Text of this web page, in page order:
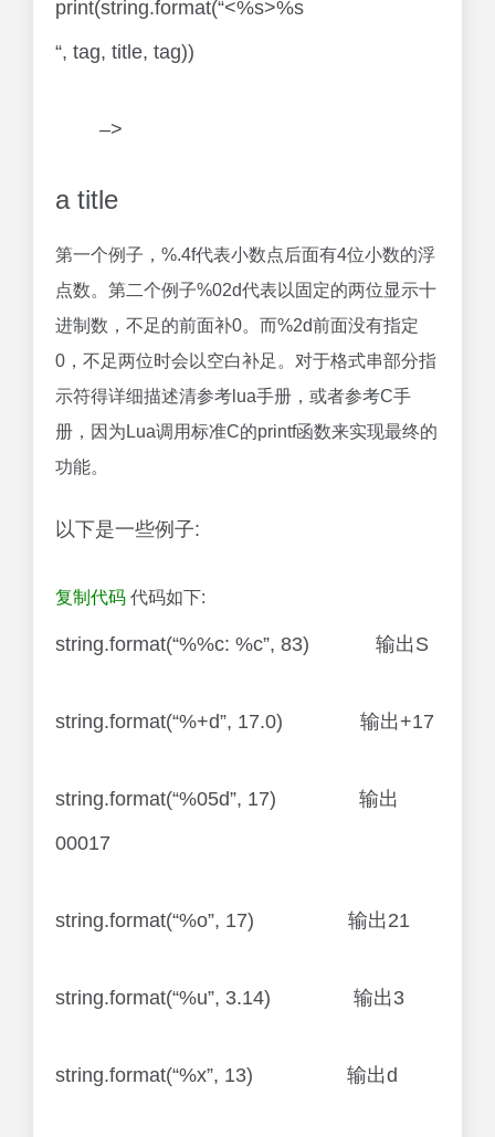
print(string.format(“<%s>%s
“, tag, title, tag))
–>
a title
第一个例子，%.4f代表小数点后面有4位小数的浮
点数。第二个例子%02d代表以固定的两位显示十
进制数，不足的前面补0。而%2d前面没有指定
0，不足两位时会以空白补足。对于格式串部分指
示符得详细描述清参考lua手册，或者参考C手
册，因为Lua调用标准C的printf函数来实现最终的
功能。
以下是一些例子:
复制代码 代码如下:
string.format(“%%c: %c”, 83) 输出S
string.format(“%+d”, 17.0) 输出+17
string.format(“%05d”, 17) 输出
00017
string.format(“%o”, 17) 输出21
string.format(“%u”, 3.14) 输出3
string.format(“%x”, 13) 输出d